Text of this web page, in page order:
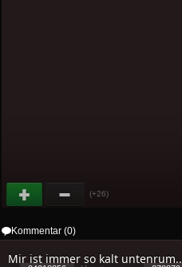
(+26)
Kommentar (0)
Mir ist immer so kalt untenrum..